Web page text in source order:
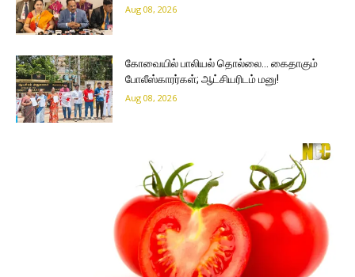
Aug 08, 2026
கோவையில் பாலியல் தொல்லை… கைதாகும்
போலீஸ்காரர்கள்; ஆட்சியரிடம் மனு!
Aug 08, 2026